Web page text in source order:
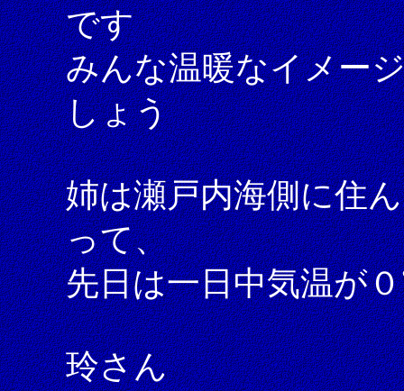
です
みんな温暖なイメー
しょう
姉は瀬戸内海側に住
って、
先日は一日中気温
玲さん